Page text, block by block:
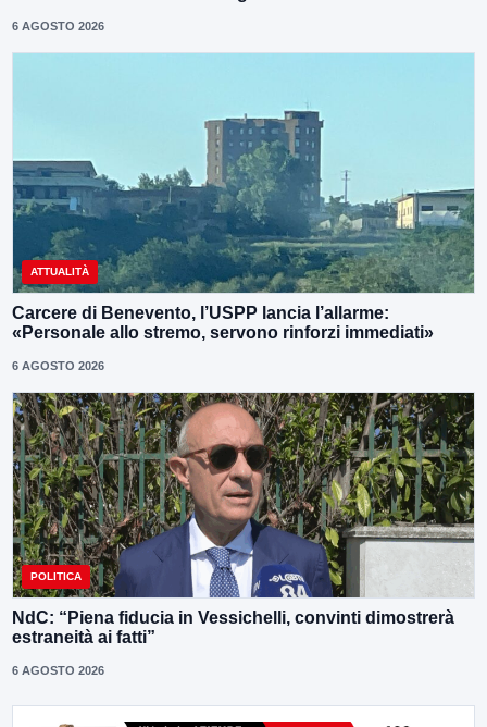
6 AGOSTO 2026
ATTUALITÀ
Carcere di Benevento, l’USPP lancia l’allarme:
«Personale allo stremo, servono rinforzi immediati»
6 AGOSTO 2026
POLITICA
NdC: “Piena fiducia in Vessichelli, convinti dimostrerà
estraneità ai fatti”
6 AGOSTO 2026